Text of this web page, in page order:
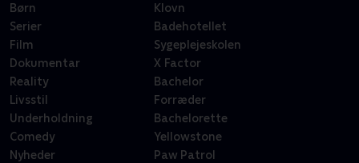
Børn
Serier
Film
Dokumentar
Reality
Livsstil
Underholdning
Comedy
Nyheder
Klovn
Badehotellet
Sygeplejeskolen
X Factor
Bachelor
Forræder
Bachelorette
Yellowstone
Paw Patrol